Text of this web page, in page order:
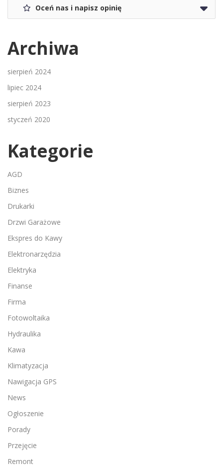
Oceń nas i napisz opinię
Archiwa
sierpień 2024
lipiec 2024
sierpień 2023
styczeń 2020
Kategorie
AGD
Biznes
Drukarki
Drzwi Garażowe
Ekspres do Kawy
Elektronarzędzia
Elektryka
Finanse
Firma
Fotowoltaika
Hydraulika
Kawa
Klimatyzacja
Nawigacja GPS
News
Ogłoszenie
Porady
Przejęcie
Remont